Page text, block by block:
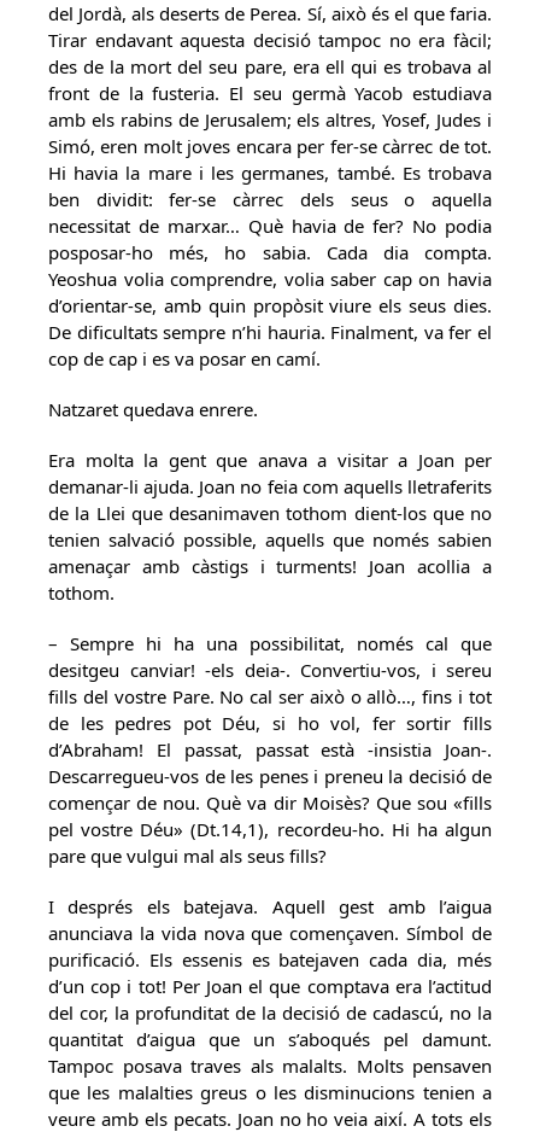
del Jordà, als deserts de Perea. Sí, això és el que faria.
Tirar endavant aquesta decisió tampoc no era fàcil;
des de la mort del seu pare, era ell qui es trobava al
front de la fusteria. El seu germà Yacob estudiava
amb els rabins de Jerusalem; els altres, Yosef, Judes i
Simó, eren molt joves encara per fer-se càrrec de tot.
Hi havia la mare i les germanes, també. Es trobava
ben dividit: fer-se càrrec dels seus o aquella
necessitat de marxar… Què havia de fer? No podia
posposar-ho més, ho sabia. Cada dia compta.
Yeoshua volia comprendre, volia saber cap on havia
d’orientar-se, amb quin propòsit viure els seus dies.
De dificultats sempre n’hi hauria. Finalment, va fer el
cop de cap i es va posar en camí.
Natzaret quedava enrere.
Era molta la gent que anava a visitar a Joan per
demanar-li ajuda. Joan no feia com aquells lletraferits
de la Llei que desanimaven tothom dient-los que no
tenien salvació possible, aquells que només sabien
amenaçar amb càstigs i turments! Joan acollia a
tothom.
– Sempre hi ha una possibilitat, només cal que
desitgeu canviar! -els deia-. Convertiu-vos, i sereu
fills del vostre Pare. No cal ser això o allò…, fins i tot
de les pedres pot Déu, si ho vol, fer sortir fills
d’Abraham! El passat, passat està -insistia Joan-.
Descarregueu-vos de les penes i preneu la decisió de
començar de nou. Què va dir Moisès? Que sou «fills
pel vostre Déu» (Dt.14,1), recordeu-ho. Hi ha algun
pare que vulgui mal als seus fills?
I després els batejava. Aquell gest amb l’aigua
anunciava la vida nova que començaven. Símbol de
purificació. Els essenis es batejaven cada dia, més
d’un cop i tot! Per Joan el que comptava era l’actitud
del cor, la profunditat de la decisió de cadascú, no la
quantitat d’aigua que un s’aboqués pel damunt.
Tampoc posava traves als malalts. Molts pensaven
que les malalties greus o les disminucions tenien a
veure amb els pecats. Joan no ho veia així. A tots els